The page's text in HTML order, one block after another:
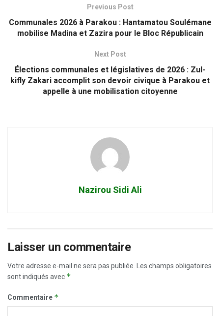
Previous Post
Communales 2026 à Parakou : Hantamatou Soulémane
mobilise Madina et Zazira pour le Bloc Républicain
Next Post
Élections communales et législatives de 2026 : Zul-
kifly Zakari accomplit son devoir civique à Parakou et
appelle à une mobilisation citoyenne
Nazirou Sidi Ali
Laisser un commentaire
Votre adresse e-mail ne sera pas publiée.
Les champs obligatoires
sont indiqués avec *
Commentaire *